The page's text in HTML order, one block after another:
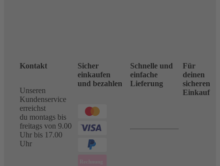
Kontakt
Unseren
Kundenservice
erreichst
du montags bis
freitags von 9.00
Uhr bis 17.00
Uhr
Sicher
einkaufen
und bezahlen
Schnelle und
einfache
Lieferung
Für
deinen
sicheren
Einkauf